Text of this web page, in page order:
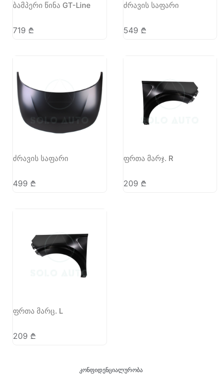
ბამპერი წინა GT-Line
719 ₾
ძრავის საფარი
549 ₾
ძრავის საფარი
499 ₾
ფრთა მარჯ. R
209 ₾
ფრთა მარც. L
209 ₾
კონფიდენციალურობა